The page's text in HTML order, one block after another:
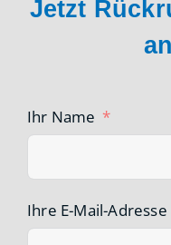
Jetzt
Ihr Name
Ihre E-Mail-Adresse